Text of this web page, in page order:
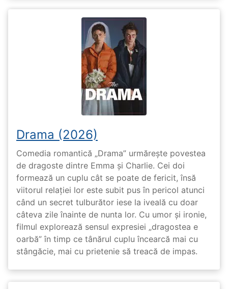
Drama (2026)
Comedia romantică „Drama” urmărește povestea
de dragoste dintre Emma și Charlie. Cei doi
formează un cuplu cât se poate de fericit, însă
viitorul relației lor este subit pus în pericol atunci
când un secret tulburător iese la iveală cu doar
câteva zile înainte de nunta lor. Cu umor și ironie,
filmul explorează sensul expresiei „dragostea e
oarbă” în timp ce tânărul cuplu încearcă mai cu
stângăcie, mai cu prietenie să treacă de impas.